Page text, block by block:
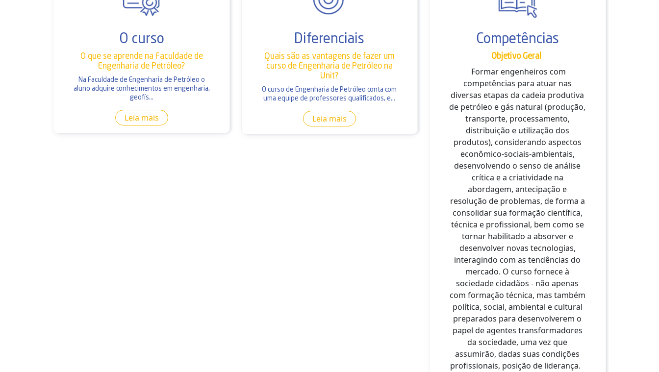
O curso
O que se aprende na Faculdade de
Engenharia de Petróleo?
Na Faculdade de Engenharia de Petróleo o
aluno adquire conhecimentos em engenharia,
geofís...
Leia mais
Diferenciais
Quais são as vantagens de fazer um
curso de Engenharia de Petróleo na
Unit?
O curso de Engenharia de Petróleo conta com
uma equipe de professores qualificados, e...
Leia mais
Competências
Objetivo Geral
Formar engenheiros com
competências para atuar nas
diversas etapas da cadeia produtiva
de petróleo e gás natural (produção,
transporte, processamento,
distribuição e utilização dos
produtos), considerando aspectos
econômico-sociais-ambientais,
desenvolvendo o senso de análise
crítica e a criatividade na
abordagem, antecipação e
resolução de problemas, de forma a
consolidar sua formação científica,
técnica e profissional, bem como se
tornar habilitado a absorver e
desenvolver novas tecnologias,
interagindo com as tendências do
mercado. O curso fornece à
sociedade cidadãos - não apenas
com formação técnica, mas também
política, social, ambiental e cultural
preparados para desenvolverem o
papel de agentes transformadores
da sociedade, uma vez que
assumirão, dadas suas condições
profissionais, posição de liderança.